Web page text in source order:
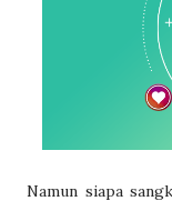
Namun siapa